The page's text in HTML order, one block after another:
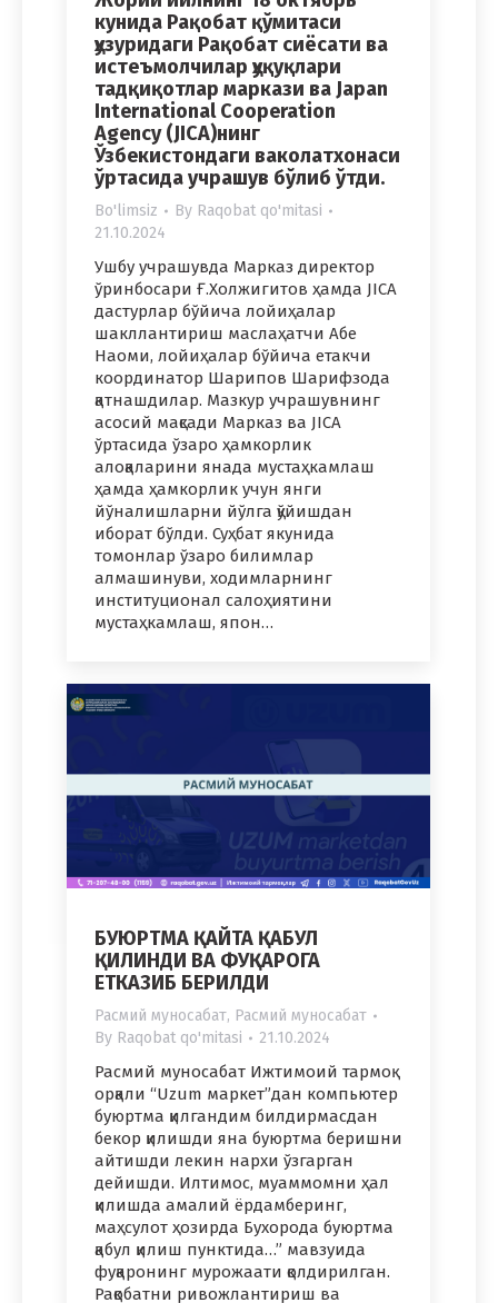
кунида Рақобат қўмитаси
ҳузуридаги Рақобат сиёсати ва
истеъмолчилар ҳуқуқлари
тадқиқотлар маркази ва Japan
International Cooperation
Agency (JICA)нинг
Ўзбекистондаги ваколатхонаси
ўртасида учрашув бўлиб ўтди.
Bo'limsiz By Raqobat qo'mitasi
21.10.2024
Ушбу учрашувда Марказ директор
ўринбосари Ғ.Холжигитов ҳамда JICA
дастурлар бўйича лойиҳалар
шакллантириш маслаҳатчи Абе
Наоми, лойиҳалар бўйича етакчи
координатор Шарипов Шарифзода
қатнашдилар. Мазкур учрашувнинг
асосий мақсади Марказ ва JICA
ўртасида ўзаро ҳамкорлик
алоқаларини янада мустаҳкамлаш
ҳамда ҳамкорлик учун янги
йўналишларни йўлга қўйишдан
иборат бўлди. Суҳбат якунида
томонлар ўзаро билимлар
алмашинуви, ходимларнинг
институционал салоҳиятини
мустаҳкамлаш, япон…
БУЮРТМА ҚАЙТА ҚАБУЛ
ҚИЛИНДИ ВА ФУҚАРОГА
ЕТКАЗИБ БЕРИЛДИ
Расмий муносабат, Расмий муносабат
By Raqobat qo'mitasi 21.10.2024
Расмий муносабат Ижтимоий тармоқ
орқали “Uzum маркет”дан компьютер
буюртма қилгандим билдирмасдан
бекор қилишди яна буюртма беришни
айтишди лекин нархи ўзгарган
дейишди. Илтимос, муаммомни ҳал
қилишда амалий ёрдамберинг,
маҳсулот ҳозирда Бухорода буюртма
қабул қилиш пунктида…” мавзуида
фуқаронинг мурожаати қолдирилган.
Рақобатни ривожлантириш ва